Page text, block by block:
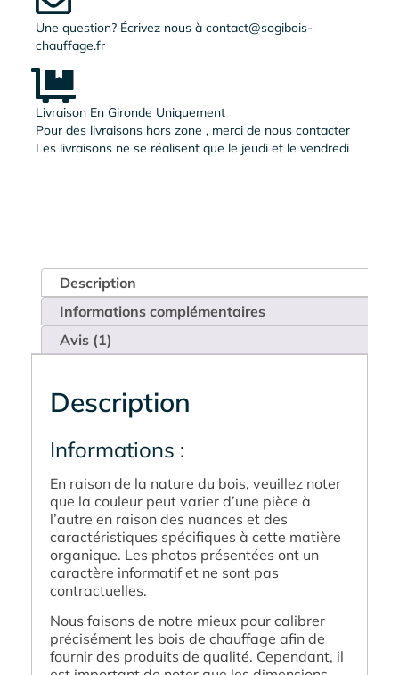
Une question? Écrivez nous à contact@sogibois-
chauffage.fr
Livraison En Gironde Uniquement
Pour des livraisons hors zone , merci de nous contacter
Les livraisons ne se réalisent que le jeudi et le vendredi
Description
Informations complémentaires
Avis (1)
Description
Informations :
En raison de la nature du bois, veuillez noter
que la couleur peut varier d’une pièce à
l’autre en raison des nuances et des
caractéristiques spécifiques à cette matière
organique. Les photos présentées ont un
caractère informatif et ne sont pas
contractuelles.
Nous faisons de notre mieux pour calibrer
précisément les bois de chauffage afin de
fournir des produits de qualité. Cependant, il